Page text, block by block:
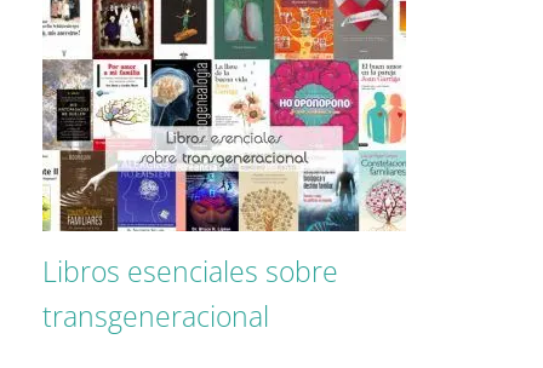
Libros esenciales sobre
transgeneracional